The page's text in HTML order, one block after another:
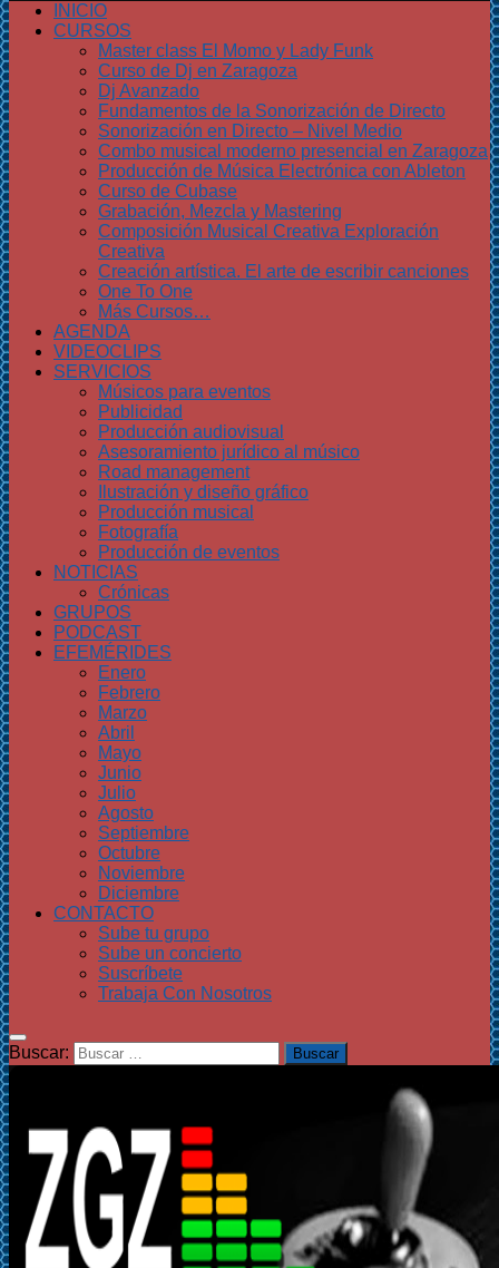
INICIO
CURSOS
Master class El Momo y Lady Funk
Curso de Dj en Zaragoza
Dj Avanzado
Fundamentos de la Sonorización de Directo
Sonorización en Directo – Nivel Medio
Combo musical moderno presencial en Zaragoza
Producción de Música Electrónica con Ableton
Curso de Cubase
Grabación, Mezcla y Mastering
Composición Musical Creativa Exploración
Creativa
Creación artística. El arte de escribir canciones
One To One
Más Cursos…
AGENDA
VIDEOCLIPS
SERVICIOS
Músicos para eventos
Publicidad
Producción audiovisual
Asesoramiento jurídico al músico
Road management
Ilustración y diseño gráfico
Producción musical
Fotografía
Producción de eventos
NOTICIAS
Crónicas
GRUPOS
PODCAST
EFEMÉRIDES
Enero
Febrero
Marzo
Abril
Mayo
Junio
Julio
Agosto
Septiembre
Octubre
Noviembre
Diciembre
CONTACTO
Sube tu grupo
Sube un concierto
Suscríbete
Trabaja Con Nosotros
Buscar: